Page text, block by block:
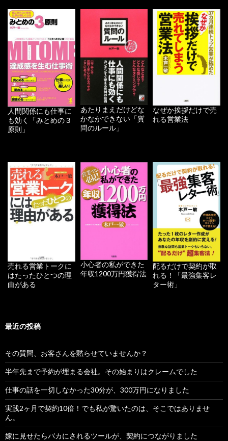
人間関係にも仕事に
も効く「みとめの３
原則」
あたりまえだけどな
かなかできない「質
問のルール」
なぜか挨拶だけで売
れる営業法
売れる営業トークに
はたったひとつの理
由がある
小心者の私ができた
年収1200万円獲得法
配るだけで契約が取
れる！「最強集客レ
ター術」
最近の投稿
その質問、お客さんを黙らせていませんか？
半年先まで予約が埋まる会社。その始まりはクレームでした
仕事の話を一切しなかった30分が、300万円になりました
実践2ヶ月で契約10倍！でも私が驚いたのは、そこではありませ
ん。
嫁に見せたらバカにされるツールが、契約につながりました